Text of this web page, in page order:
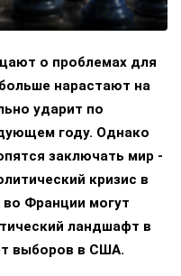
о проблемах для
нарастают на
ударит по
году. Однако
заключать мир -
кризис в
Франции могут
ландшафт в
выборов в США.